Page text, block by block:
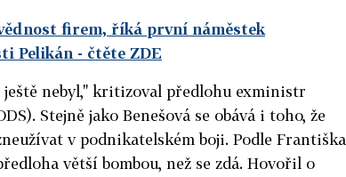
firem, říká první náměstek
Pelikán - čtěte ZDE
ještě nebyl," kritizoval předlohu exministr
Stejně jako Benešová se obává i toho, že
v podnikatelském boji. Podle Františka
větší bombou, než se zdá. Hovořil o